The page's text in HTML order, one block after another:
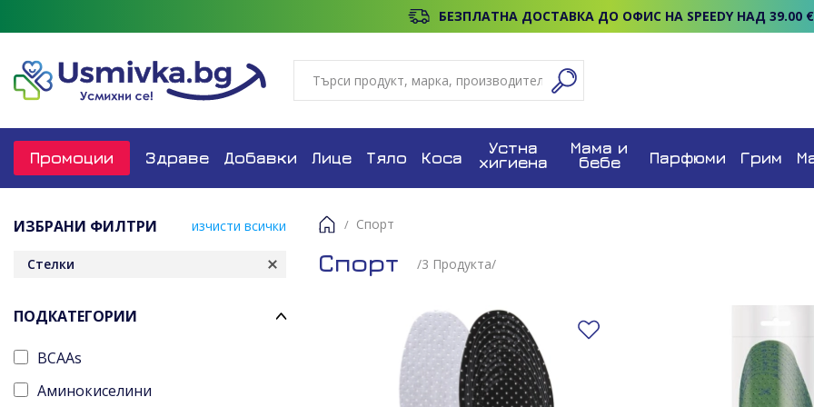
БЕЗПЛАТНА ДОСТАВКА ДО ОФИС НА SPEEDY НАД 39.00 €
Промоции Здраве Добавки Лице Тяло Коса
Устна
хигиена
Мама и
бебе Парфюми Грим
ИЗБРАНИ ФИЛТРИ изчисти всички
Стелки
ПОДКАТЕГОРИИ
BCAAs
Аминокиселини
Спорт
Спорт /3 Продуктa/